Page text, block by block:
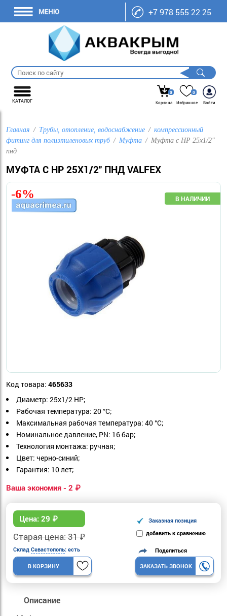
+7 978 555 22 25
КАТАЛОГ
0
Корзина
0
Избранное
Войти
Главная Трубы, отопление, водоснабжение
компрессионный
фитинг для полиэтиленовых труб
Муфта
Муфта с НР 25х1/2"
пнд
МУФТА С НР 25Х1/2" ПНД VALFEX
Код товара: 465633
Диаметр: 25x1/2 НР;
Рабочая температура: 20 °С;
Максимальная рабочая температура: 40 °С;
Номинальное давление, PN: 16 бар;
Технология монтажа: ручная;
Цвет: черно-синий;
Гарантия: 10 лет;
Ваша экономия - 2 ₽
Цена: 29 ₽
Старая цена: 31 ₽
Заказная позиция
добавить к сравнению
Склад Севастополь: есть
В КОРЗИНУ
Поделиться
ЗАКАЗАТЬ ЗВОНОК
-6%
Описание